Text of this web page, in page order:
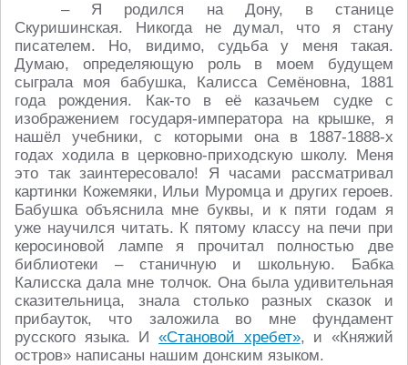
– Я родился на Дону, в станице
Скуришинская. Никогда не думал, что я стану
писателем. Но, видимо, судьба у меня такая.
Думаю, определяющую роль в моем будущем
сыграла моя бабушка, Калисса Семёновна, 1881
года рождения. Как-то в её казачьем судке с
изображением государя-императора на крышке, я
нашёл учебники, с которыми она в 1887-1888-х
годах ходила в церковно-приходскую школу. Меня
это так заинтересовало! Я часами рассматривал
картинки Кожемяки, Ильи Муромца и других героев.
Бабушка объяснила мне буквы, и к пяти годам я
уже научился читать. К пятому классу на печи при
керосиновой лампе я прочитал полностью две
библиотеки – станичную и школьную. Бабка
Калисска дала мне толчок. Она была удивительная
сказительница, знала столько разных сказок и
прибауток, что заложила во мне фундамент
русского языка. И «Становой хребет», и «Княжий
остров» написаны нашим донским языком.